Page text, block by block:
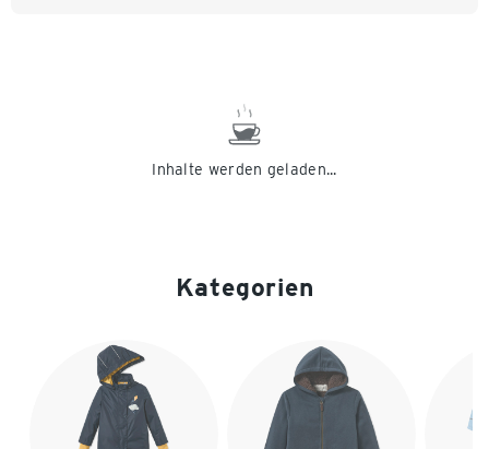
Inhalte werden geladen...
Kategorien